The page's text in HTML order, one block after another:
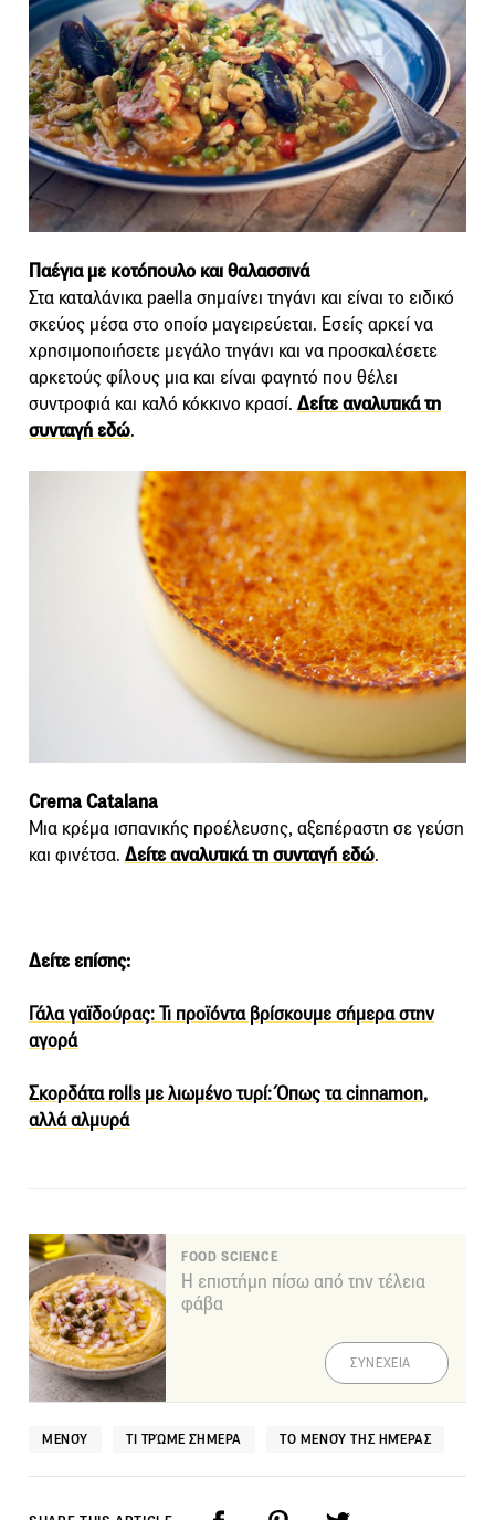
Παέγια με κοτόπουλο και θαλασσινά
Στα καταλάνικα paella σημαίνει τηγάνι και είναι το ειδικό
σκεύος μέσα στο οποίο μαγειρεύεται. Εσείς αρκεί να
χρησιμοποιήσετε μεγάλο τηγάνι και να προσκαλέσετε
αρκετούς φίλους μια και είναι φαγητό που θέλει
συντροφιά και καλό κόκκινο κρασί. Δείτε αναλυτικά τη
συνταγή εδώ.
Crema Catalana
Μια κρέμα ισπανικής προέλευσης, αξεπέραστη σε γεύση
και φινέτσα. Δείτε αναλυτικά τη συνταγή εδώ.
Δείτε επίσης:
Γάλα γαϊδούρας: Τι προϊόντα βρίσκουμε σήμερα στην
αγορά
Σκορδάτα rolls με λιωμένο τυρί: Όπως τα cinnamon,
αλλά αλμυρά
FOOD SCIENCE
Η επιστήμη πίσω από την τέλεια
φάβα
ΣΥΝΕΧΕΙΑ
ΜΕΝΟΎ ΤΙ ΤΡΏΜΕ ΣΉΜΕΡΑ ΤΟ ΜΕΝΟΎ ΤΗΣ ΗΜΈΡΑΣ